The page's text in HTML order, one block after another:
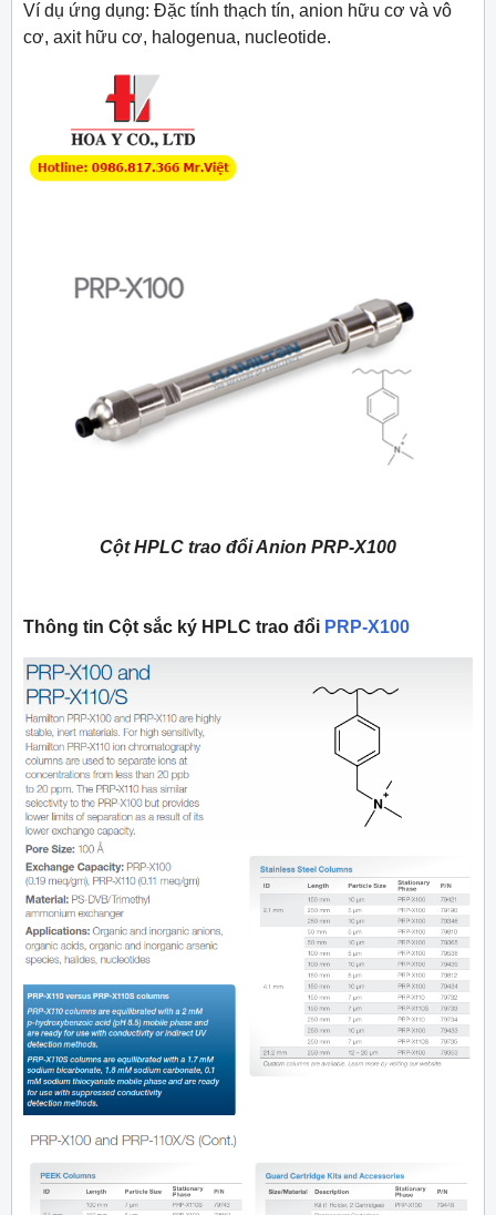
Ví dụ ứng dụng: Đặc tính thạch tín, anion hữu cơ và vô
cơ, axit hữu cơ, halogenua, nucleotide.
Cột HPLC trao đổi Anion PRP-X100
Thông tin Cột sắc ký HPLC trao đổi PRP-X100